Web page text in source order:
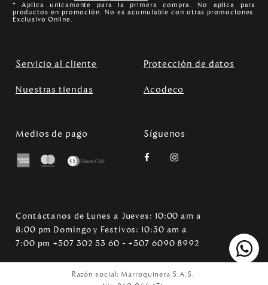
* Aplica unicamente para la primera compra. No aplica para
productos en promoción. No es acumulable con otras promociones.
Exclusivo Online.
Servicio al cliente Protección de datos
Nuestras tiendas Acodeco
Medios de pago Síguenos
Contáctanos de Lunes a Jueves: 10:00 am a
8:00 pm Domingo y Festivos: 10:30 am a
7:00 pm +507 302 53 60 - +507 6090 8992
Razón social: Marroquinera S.A.S.